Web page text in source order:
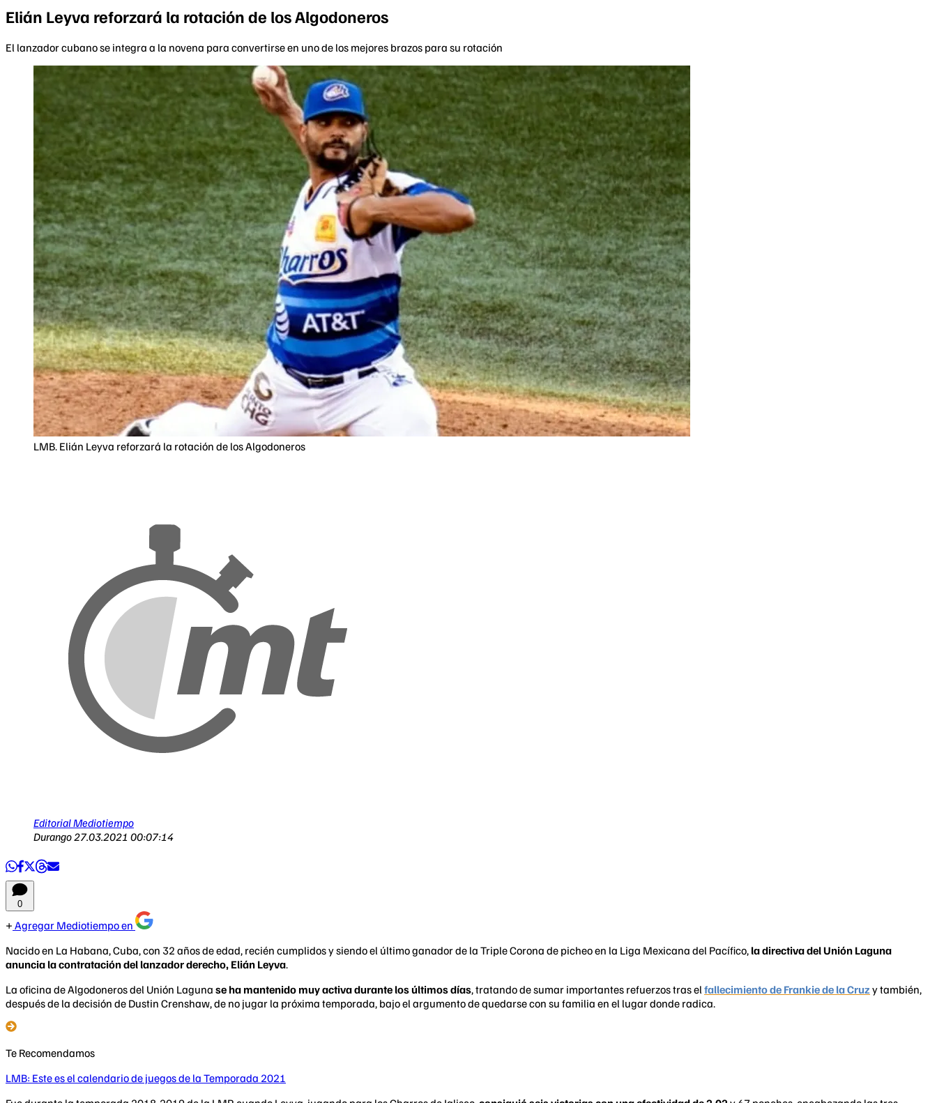
Elián Leyva reforzará la rotación de los Algodoneros
El lanzador cubano se integra a la novena para convertirse en uno de los mejores brazos para su rotación
LMB. Elián Leyva reforzará la rotación de los Algodoneros
Editorial Mediotiempo
Durango27.03.2021 00:07:14
0
Agregar Mediotiempo en
Nacido en La Habana, Cuba, con 32 años de edad, recién cumplidos y siendo el último ganador de la Triple Corona de picheo en la Liga Mexicana del Pacífico, la directiva del Unión Laguna
anuncia la contratación del lanzador derecho, Elián Leyva.
La oficina de Algodoneros del Unión Laguna se ha mantenido muy activa durante los últimos días, tratando de sumar importantes refuerzos tras el fallecimiento de Frankie de la Cruz y también,
después de la decisión de Dustin Crenshaw, de no jugar la próxima temporada, bajo el argumento de quedarse con su familia en el lugar donde radica.
Te Recomendamos
LMB: Este es el calendario de juegos de la Temporada 2021